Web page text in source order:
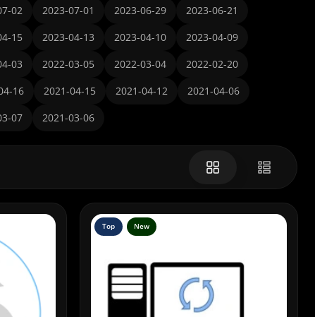
02 2023-07-01 2023-06-29
2023-06-21
15 2023-04-13 2023-04-10
2023-04-09
03 2022-03-05 2022-03-04
2022-02-20
16 2021-04-15 2021-04-12
2021-04-06
07 2021-03-06
Top New